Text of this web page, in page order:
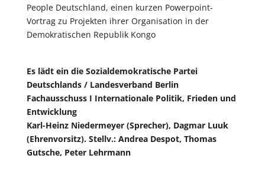
People Deutschland, einen kurzen Powerpoint-
Vortrag zu Projekten ihrer Organisation in der
Demokratischen Republik Kongo
Es lädt ein die Sozialdemokratische Partei
Deutschlands / Landesverband Berlin
Fachausschuss I Internationale Politik, Frieden und
Entwicklung
Karl-Heinz Niedermeyer (Sprecher), Dagmar Luuk
(Ehrenvorsitz). Stellv.: Andrea Despot, Thomas
Gutsche, Peter Lehrmann